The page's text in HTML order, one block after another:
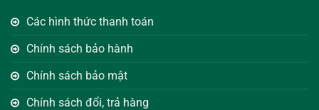
Các hình thức thanh toán
Chính sách bảo hành
Chính sách bảo mật
Chính sách đổi, trả hàng